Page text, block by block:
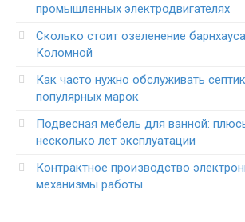
промышленных электродвигателях
Сколько стоит озеленение
Коломной
Как часто нужно обслуживать
популярных марок
Подвесная мебель для ванной:
несколько лет эксплуатации
Контрактное производство
механизмы работы